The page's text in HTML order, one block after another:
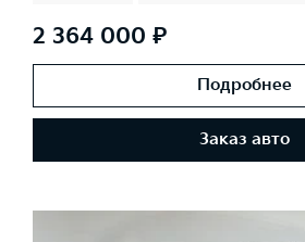
2 364 000 ₽
Подробнее
Заказ авто